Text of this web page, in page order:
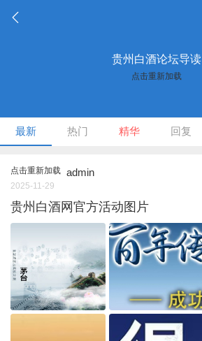
贵州白酒论坛导读
点击重新加载
最新 热门 精华 回复
点击重新加载 admin
2025-11-29
贵州白酒网官方活动图片